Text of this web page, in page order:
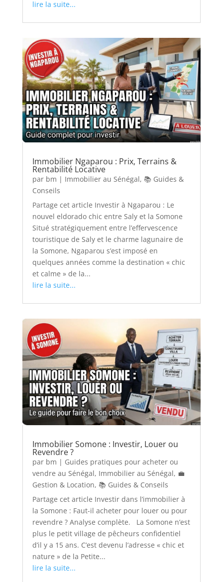
lire la suite...
Immobilier Ngaparou : Prix, Terrains &
Rentabilité Locative
par bm | Immobilier au Sénégal, 📚 Guides &
Conseils
Partage cet article Investir à Ngaparou : Le
nouvel eldorado chic entre Saly et la Somone
Situé stratégiquement entre l’effervescence
touristique de Saly et le charme lagunaire de
la Somone, Ngaparou s’est imposé en
quelques années comme la destination « chic
et calme » de la...
lire la suite...
Immobilier Somone : Investir, Louer ou
Revendre ?
par bm | Guides pratiques pour acheter ou
vendre au Sénégal, Immobilier au Sénégal, 💼
Gestion & Location, 📚 Guides & Conseils
Partage cet article Investir dans l’immobilier à
la Somone : Faut-il acheter pour louer ou pour
revendre ? Analyse complète. La Somone n’est
plus le petit village de pêcheurs confidentiel
d’il y a 15 ans. C’est devenu l’adresse « chic et
nature » de la Petite...
lire la suite...